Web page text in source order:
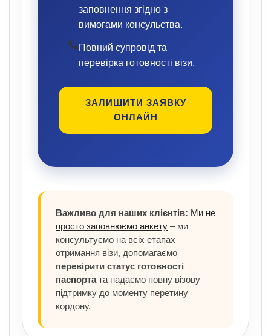
заповнення згідно з
вимогами консульства.
Повний супровід та
перевірка готовності візи.
ЗАЛИШИТИ ЗАЯВКУ
ОНЛАЙН
Важливо для наших клієнтів: Ми не
просто заповнюємо анкету – ми
консультуємо на всіх етапах
отримання візи, допомагаємо
перевірити статус готовності
паспортата надаємо повну візову
підтримку до моменту перетину
кордону.